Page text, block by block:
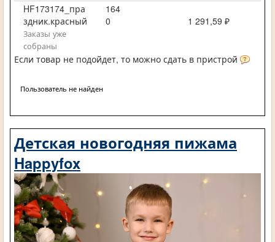
HF173174_пра
здник.красный
164
0
1 291,59 ₽
Заказы уже
собраны
Если товар не подойдет, то можно сдать в пристрой
Пользователь не найден
Детская новогодняя пижама
Happyfox